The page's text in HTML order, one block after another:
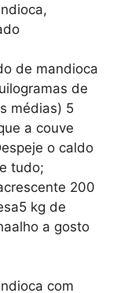
de mandioca
de
médias) 5
a couve
o caldo
tudo;
200
kg de
a gosto